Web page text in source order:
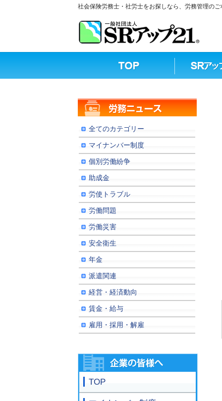
社会保険労務士・社労士をお探しなら、労務管理の
全てのカテゴリー
マイナンバー制度
個別労働紛争
助成金
労使トラブル
労働問題
労働災害
安全衛生
年金
派遣関連
経営・経済動向
賃金・給与
雇用・採用・解雇
TOP